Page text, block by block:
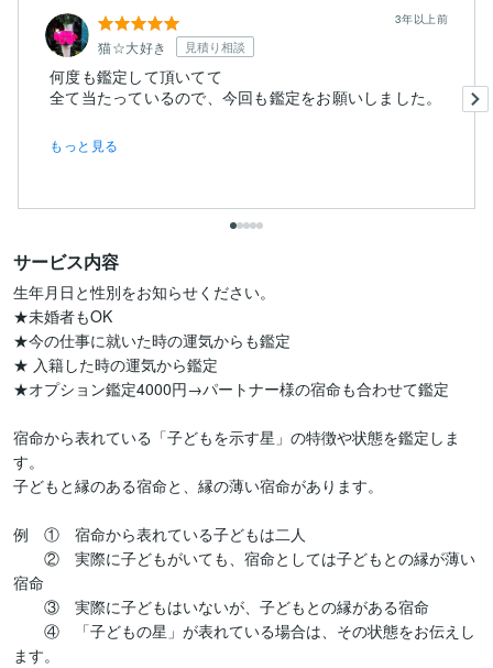
猫☆大好き 見積り相談
3年以上前
何度も鑑定して頂いてて
もっと見る
サービス内容
生年月日と性別をお知らせください。
★未婚者もOK
★今の仕事に就いた時の運気からも鑑定
★ 入籍した時の運気から鑑定
★オプション鑑定4000円→パートナー様の宿命も合わせて鑑定
宿命から表れている「子どもを示す星」の特徴や状態を鑑定しま
す。
子どもと縁のある宿命と、縁の薄い宿命があります。
例　①　宿命から表れている子どもは二人
②　実際に子どもがいても、宿命としては子どもとの縁が薄い
宿命
③　実際に子どもはいないが、子どもとの縁がある宿命
④　「子どもの星」が表れている場合は、その状態をお伝えし
ます。